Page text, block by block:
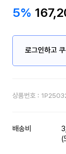
5%
로그인하고
상품번호 :
배송비
(